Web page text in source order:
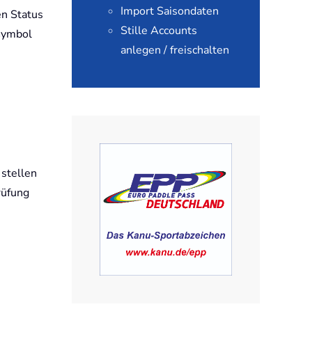
Status
stellen
Import Saisondaten
Stille Accounts
anlegen / freischalten